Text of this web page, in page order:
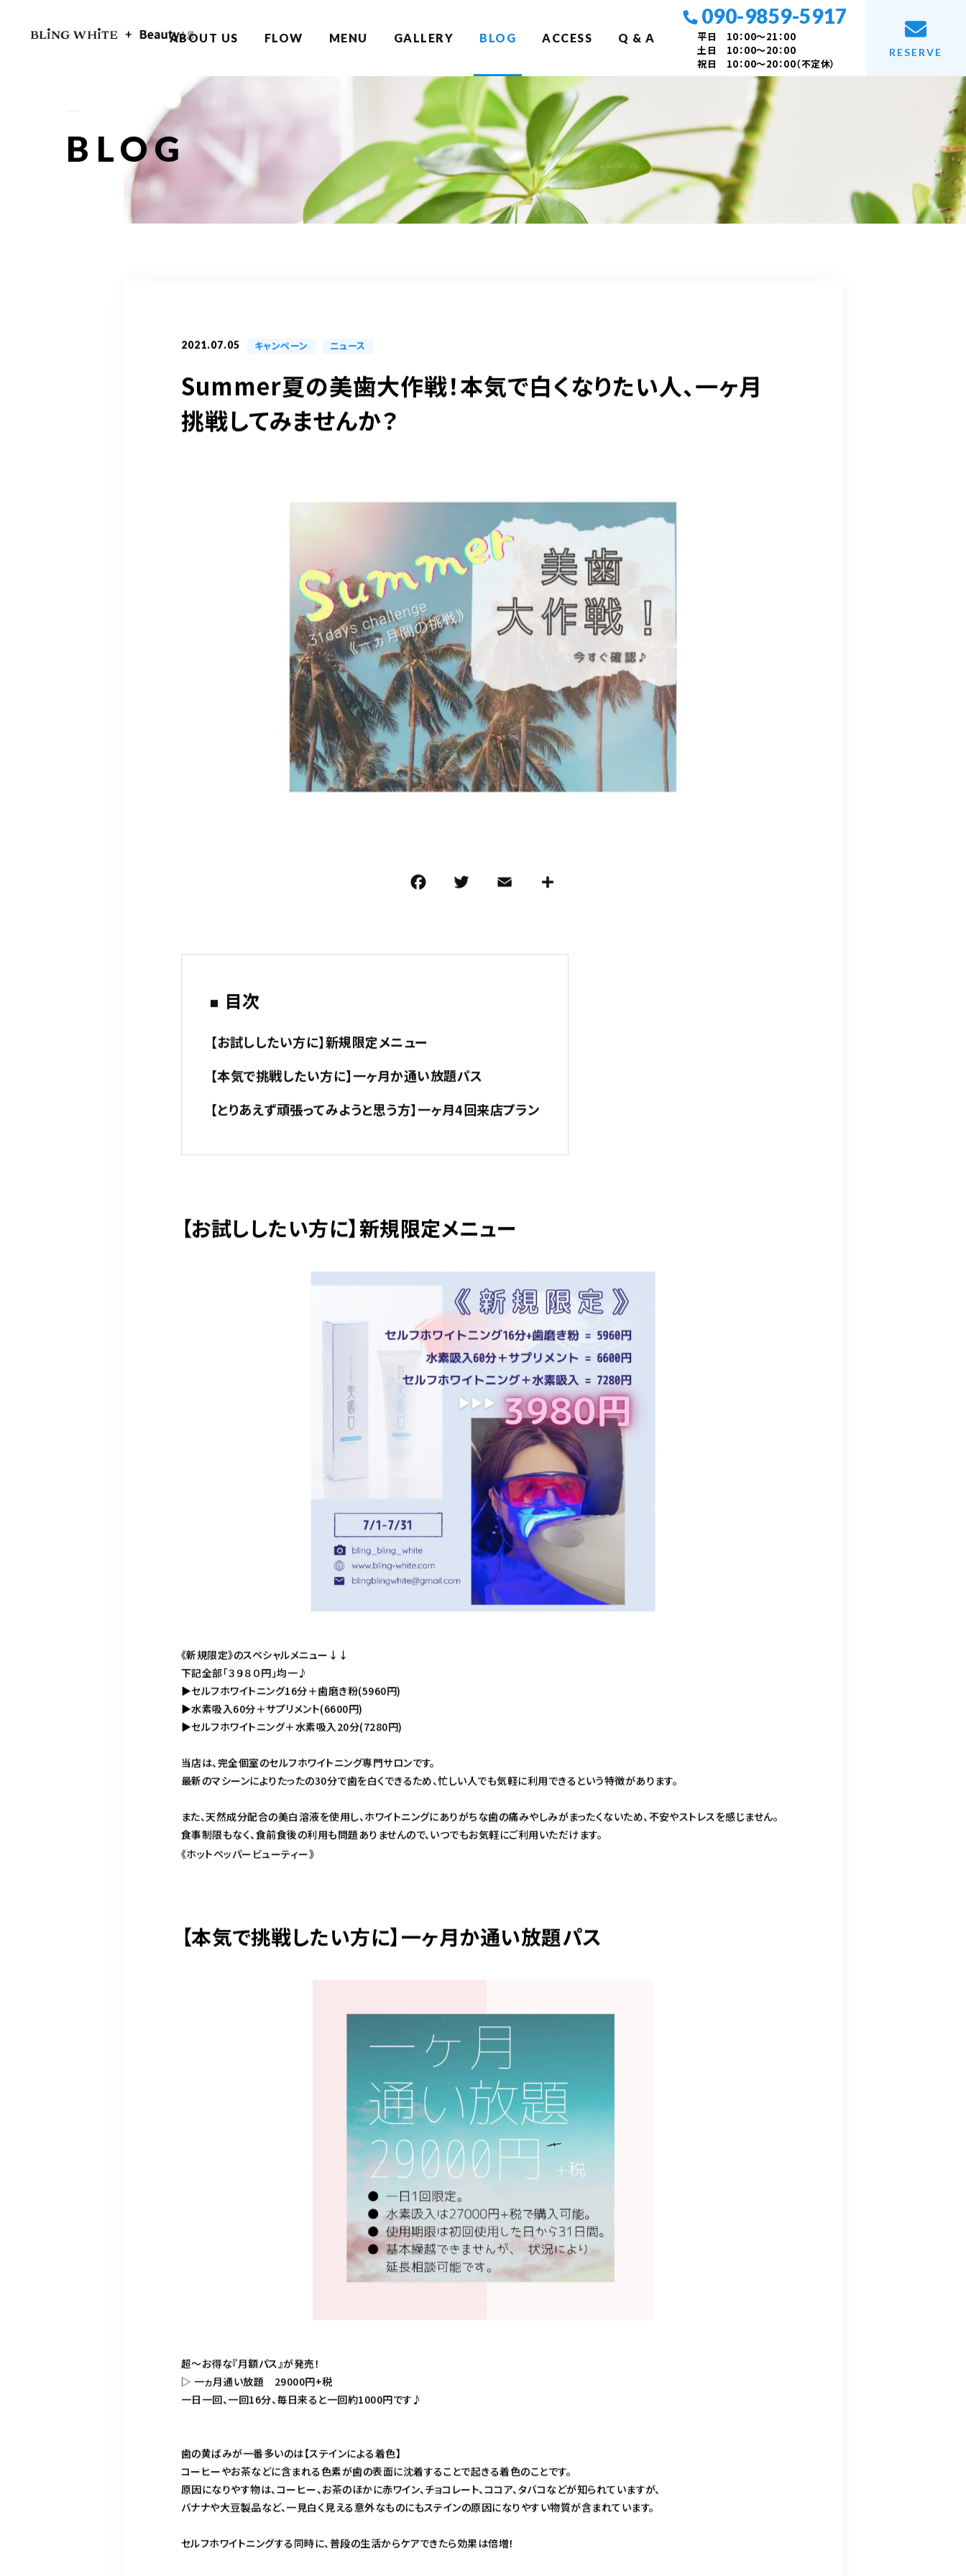
ABOUT US FLOW MENU GALLERY BLOG ACCESS Q & A
090-9859-5917
平日 10：00～21：00
土日 10：00～20：00
祝日 10：00～20：00（不定休）
RESERVE
BLOG
2021.07.05 キャンペーン ニュース
Summer夏の美歯大作戦！本気で白くなりたい人、一ヶ月
挑戦してみませんか？
e te l
目次
【お試ししたい方に】新規限定メニュー
【本気で挑戦したい方に】一ヶ月か通い放題パス
【とりあえず頑張ってみようと思う方】一ヶ月4回来店プラン
【お試ししたい方に】新規限定メニュー
《新規限定》のスペシャルメニュー↓↓
下記全部「３９８０円」均一♪
▶︎セルフホワイトニング16分＋歯磨き粉(5960円)
▶︎水素吸入60分＋サプリメント(6600円)
▶︎セルフホワイトニング＋水素吸入20分(7280円)
当店は、完全個室のセルフホワイトニング専門サロンです。
最新のマシーンによりたったの30分で歯を白くできるため、忙しい人でも気軽に利用できるという特徴があります。
また、天然成分配合の美白溶液を使用し、ホワイトニングにありがちな歯の痛みやしみがまったくないため、不安やストレスを感じません。
食事制限もなく、食前食後の利用も問題ありませんので、いつでもお気軽にご利用いただけます。
《ホットペッパービューティー》
【本気で挑戦したい方に】一ヶ月か通い放題パス
超〜お得な『月額パス』が発売！
▷ 一ヵ月通い放題 29000円+税
一日一回、一回16分、毎日来ると一回約1000円です♪
歯の黄ばみが一番多いのは【ステインによる着色】
コーヒーやお茶などに含まれる色素が歯の表面に沈着することで起きる着色のことです。
原因になりやす物は、コーヒー、お茶のほかに赤ワイン、チョコレート、ココア、タバコなどが知られていますが、
バナナや大豆製品など、一見白く見える意外なものにもステインの原因になりやすい物質が含まれています。
セルフホワイトニングする同時に、普段の生活からケアできたら効果は倍増！